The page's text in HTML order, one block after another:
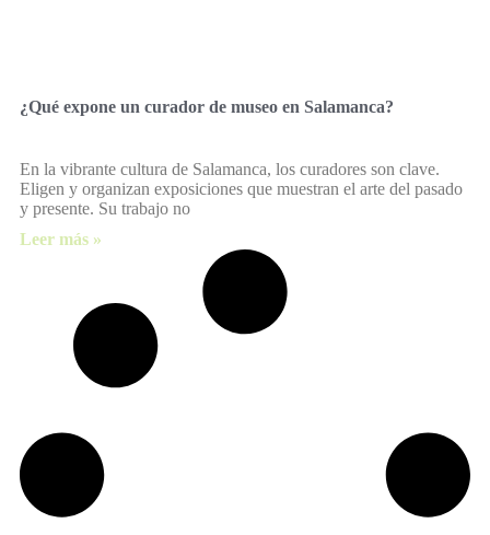
¿Qué expone un curador de museo en Salamanca?
En la vibrante cultura de Salamanca, los curadores son clave.
Eligen y organizan exposiciones que muestran el arte del pasado
y presente. Su trabajo no
Leer más »